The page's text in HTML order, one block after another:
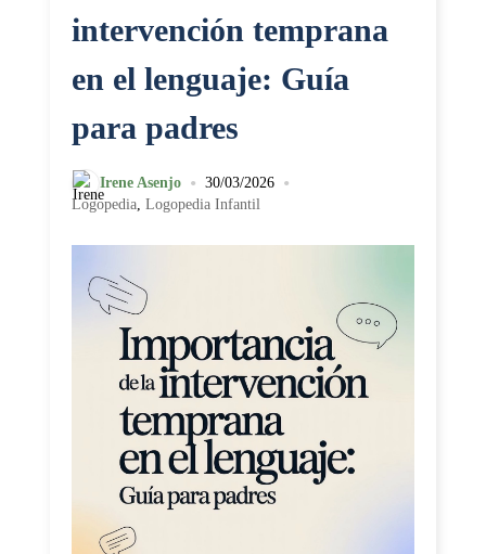
intervención temprana
en el lenguaje: Guía
para padres
Irene Asenjo • 30/03/2026 •
Logopedia, Logopedia Infantil